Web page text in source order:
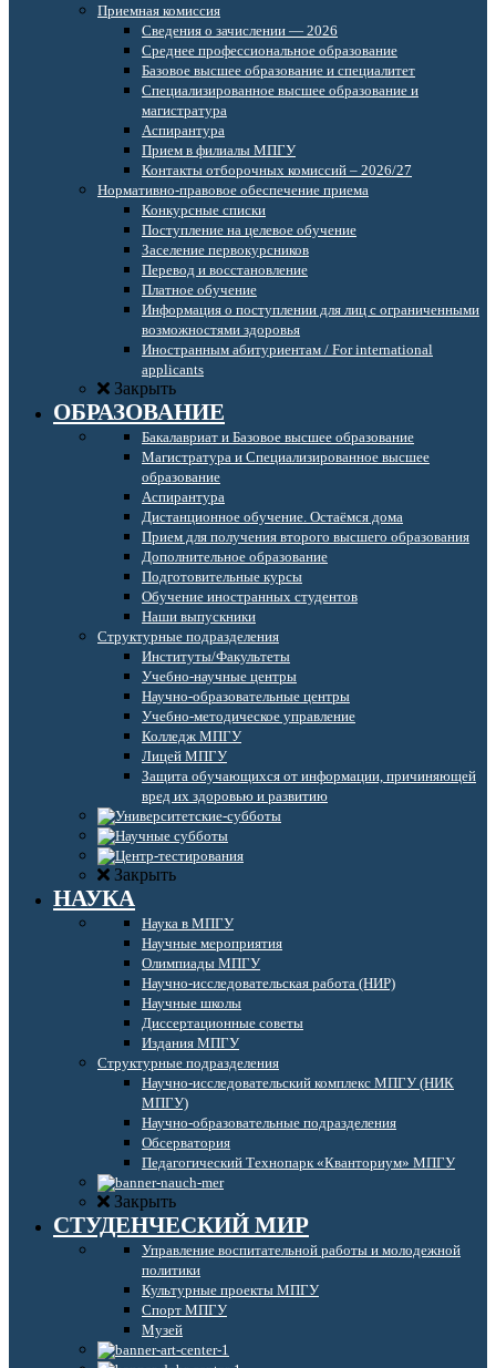
Приемная комиссия
Сведения о зачислении — 2026
Среднее профессиональное образование
Базовое высшее образование и специалитет
Специализированное высшее образование и
магистратура
Аспирантура
Прием в филиалы МПГУ
Контакты отборочных комиссий – 2026/27
Нормативно-правовое обеспечение приема
Конкурсные списки
Поступление на целевое обучение
Заселение первокурсников
Перевод и восстановление
Платное обучение
Информация о поступлении для лиц с ограниченными
возможностями здоровья
Иностранным абитуриентам / For international
applicants
Закрыть
ОБРАЗОВАНИЕ
Бакалавриат и Базовое высшее образование
Магистратура и Специализированное высшее
образование
Аспирантура
Дистанционное обучение. Остаёмся дома
Прием для получения второго высшего образования
Дополнительное образование
Подготовительные курсы
Обучение иностранных студентов
Наши выпускники
Структурные подразделения
Институты/Факультеты
Учебно-научные центры
Научно-образовательные центры
Учебно-методическое управление
Колледж МПГУ
Лицей МПГУ
Защита обучающихся от информации, причиняющей
вред их здоровью и развитию
Закрыть
НАУКА
Наука в МПГУ
Научные мероприятия
Олимпиады МПГУ
Научно-исследовательская работа (НИР)
Научные школы
Диссертационные советы
Издания МПГУ
Структурные подразделения
Научно-исследовательский комплекс МПГУ (НИК
МПГУ)
Научно-образовательные подразделения
Обсерватория
Педагогический Технопарк «Кванториум» МПГУ
Закрыть
СТУДЕНЧЕСКИЙ МИР
Управление воспитательной работы и молодежной
политики
Культурные проекты МПГУ
Спорт МПГУ
Музей